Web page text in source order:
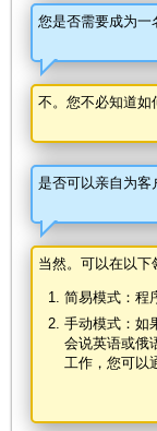
您是否需要成为一
不。您不必知道如
是否可以亲自为客
当然。可以在以下
简易模式：程
手动模式：如
会说英语或俄
工作，您可以